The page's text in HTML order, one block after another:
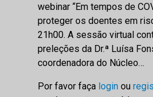
webinar “Em tempos de
proteger os doentes em
21h00. A sessão virtual
preleções da Dr.ª Luísa
coordenadora do Núcleo…
Por favor faça login ou